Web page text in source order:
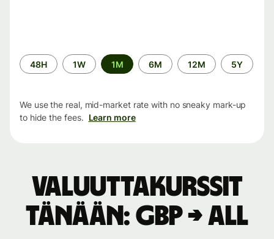
Time
period
48H 1W 1M 6M 12M 5Y
We use the real, mid-market rate with no sneaky mark-up
to hide the fees. Learn more
Valuuttakurssit
tänään: GBP → ALL